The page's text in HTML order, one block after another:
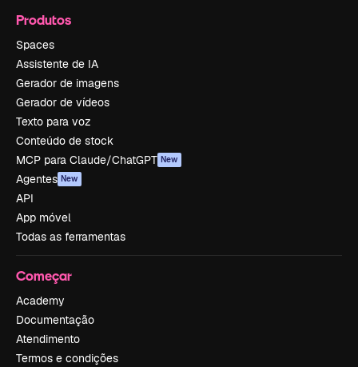
Produtos
Spaces
Assistente de IA
Gerador de imagens
Gerador de vídeos
Texto para voz
Conteúdo de stock
MCP para Claude/ChatGPT New
Agentes New
API
App móvel
Todas as ferramentas
Começar
Academy
Documentação
Atendimento
Termos e condições